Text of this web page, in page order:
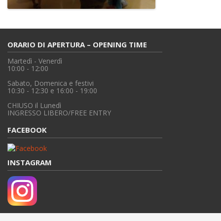
ORARIO DI APERTURA – OPENING TIME
Martedì - Venerdì
10:00 - 12:00
Sabato, Domenica e festivi
10:30 - 12:30 e 16:00 - 19:00
CHIUSO il Lunedì
INGRESSO LIBERO/FREE ENTRY
FACEBOOK
INSTAGRAM